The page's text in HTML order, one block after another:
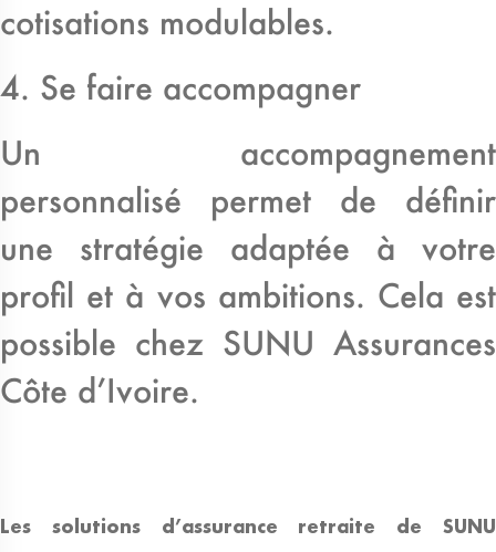
cotisations modulables.
4. Se faire accompagner
Un accompagnement
personnalisé permet de définir
une stratégie adaptée à votre
profil et à vos ambitions. Cela est
possible chez SUNU Assurances
Côte d’Ivoire.
Les solutions d’assurance retraite de SUNU